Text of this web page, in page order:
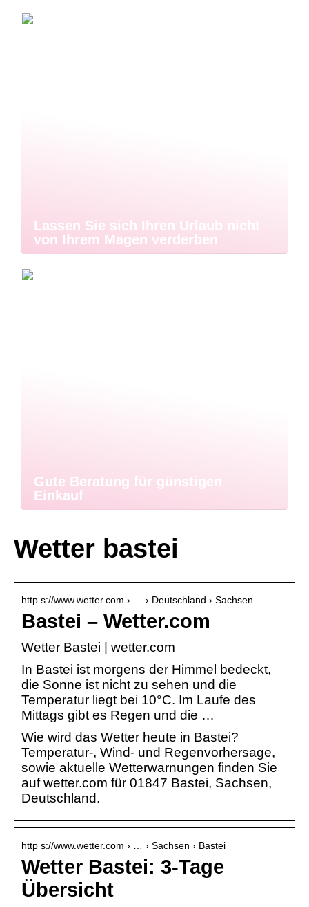
Lassen Sie sich Ihren Urlaub nicht
von Ihrem Magen verderben
Gute Beratung für günstigen
Einkauf
Wetter bastei
http s://www.wetter.com › … › Deutschland › Sachsen
Bastei – Wetter.com
Wetter Bastei | wetter.com
In Bastei ist morgens der Himmel bedeckt,
die Sonne ist nicht zu sehen und die
Temperatur liegt bei 10°C. Im Laufe des
Mittags gibt es Regen und die …
Wie wird das Wetter heute in Bastei?
Temperatur-, Wind- und Regenvorhersage,
sowie aktuelle Wetterwarnungen finden Sie
auf wetter.com für 01847 Bastei, Sachsen,
Deutschland.
http s://www.wetter.com › … › Sachsen › Bastei
Wetter Bastei: 3-Tage
Übersicht